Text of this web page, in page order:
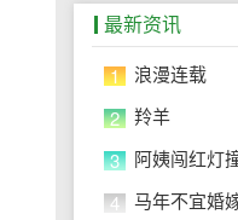
最新资讯
1 浪漫连载
2 羚羊
3 阿姨闯红灯撞
4 马年不宜婚